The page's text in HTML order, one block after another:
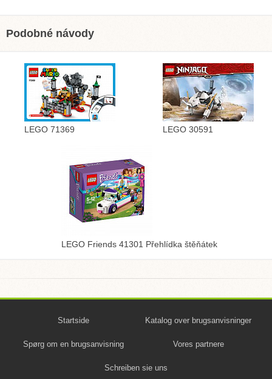
Podobné návody
LEGO 71369 LEGO 30591
LEGO Friends 41301 Přehlídka štěňátek
Startside Katalog over brugsanvisninger
Spørg om en brugsanvisning Vores partnere
Schreiben sie uns